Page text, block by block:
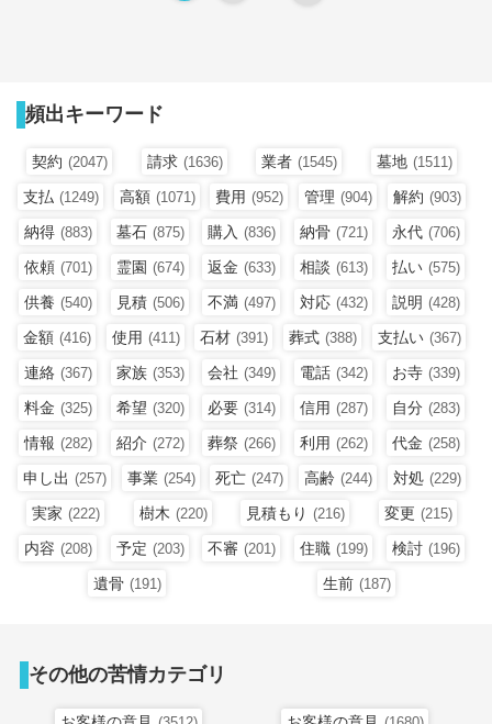
頻出キーワード
契約 (2047) 請求 (1636) 業者 (1545) 墓地 (1511)
支払 (1249) 高額 (1071) 費用 (952) 管理 (904) 解約 (903)
納得 (883) 墓石 (875) 購入 (836) 納骨 (721) 永代 (706)
依頼 (701) 霊園 (674) 返金 (633) 相談 (613) 払い (575)
供養 (540) 見積 (506) 不満 (497) 対応 (432) 説明 (428)
金額 (416) 使用 (411) 石材 (391) 葬式 (388) 支払い (367)
連絡 (367) 家族 (353) 会社 (349) 電話 (342) お寺 (339)
料金 (325) 希望 (320) 必要 (314) 信用 (287) 自分 (283)
情報 (282) 紹介 (272) 葬祭 (266) 利用 (262) 代金 (258)
申し出 (257) 事業 (254) 死亡 (247) 高齢 (244) 対処 (229)
実家 (222) 樹木 (220) 見積もり (216) 変更 (215)
内容 (208) 予定 (203) 不審 (201) 住職 (199) 検討 (196)
遺骨 (191) 生前 (187)
その他の苦情カテゴリ